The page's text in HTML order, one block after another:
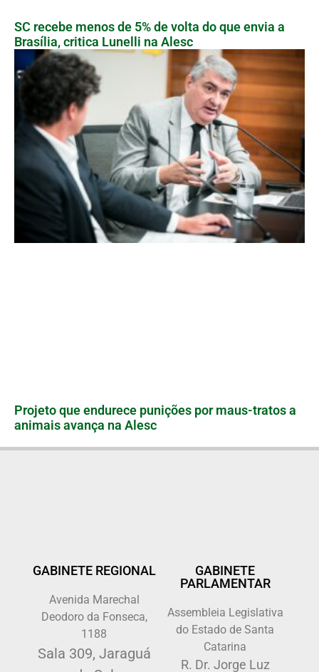
SC recebe menos de 5% de volta do que envia a
Brasília, critica Lunelli na Alesc
Projeto que endurece punições por maus-tratos a
animais avança na Alesc
GABINETE REGIONAL
Avenida Marechal
Deodoro da Fonseca,
1188
Sala 309, Jaraguá
GABINETE
PARLAMENTAR
Assembleia Legislativa
do Estado de Santa
Catarina
R. Dr. Jorge Luz